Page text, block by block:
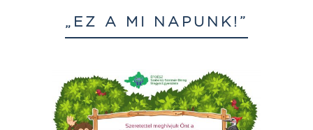
„EZ A MI NAPUNK!”